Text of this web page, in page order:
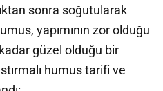
sonra soğutularak
yapımının zor olduğu
güzel olduğu bir
humus tarifi ve